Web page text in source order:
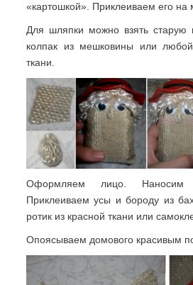
«картошкой». Приклеиваем его на
Для шляпки можно взять старую
колпак из мешковины или любой
ткани.
Оформляем лицо.
Приклеиваем усы и бороду из
ротик из красной ткани или
Опоясываем домового красивым